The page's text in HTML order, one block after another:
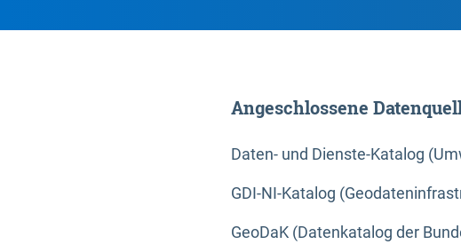
Angeschlossene
Daten- und Dienste-Katalog
GDI-NI-Katalog
GeoDaK (Datenkatalog der